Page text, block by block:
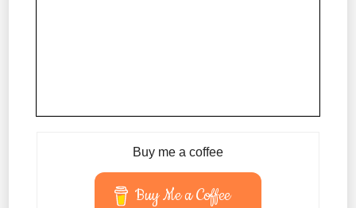
Buy me a coffee
Buy Me a Coffee